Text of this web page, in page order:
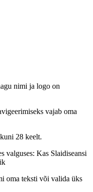
nimi ja logo on
vajab oma
28 keelt.
valguses: Kas Slaidiseansi
oma teksti või valida üks